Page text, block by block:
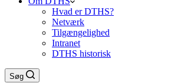
Hvad er DTHS?
Netværk
Tilgængelighed
Intranet
DTHS historisk
Søg